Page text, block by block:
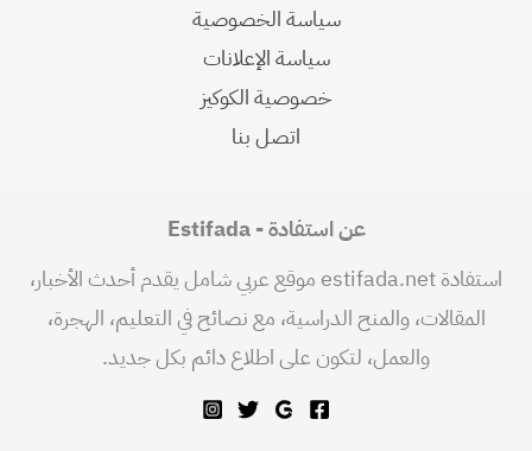
سياسة الخصوصية
سياسة الإعلانات
خصوصية الكوكيز
اتصل بنا
عن استفادة - Estifada
استفادة estifada.net موقع عربي شامل يقدم أحدث الأخبار،
المقالات، والمنح الدراسية، مع نصائح في التعليم، الهجرة،
والعمل، لتكون على اطلاع دائم بكل جديد.